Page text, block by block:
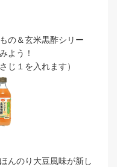
の＆玄米黒酢シリー
よう！
じ１を入れます）
んのり大豆風味が新し